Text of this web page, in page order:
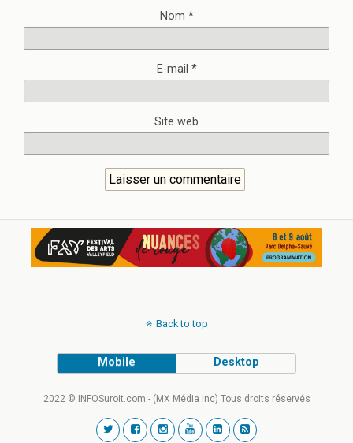
Nom *
E-mail *
Site web
Back to top
Mobile Desktop
2022 © INFOSuroit.com - (MX Média Inc) Tous droits réservés